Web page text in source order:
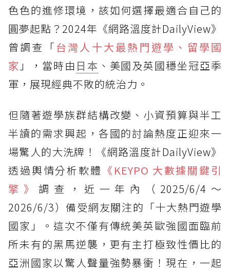
色色的進修環境，該如何選擇最適合自己的
圓夢起點？2024年《網路溫度計DailyView》
曾調查「台灣人十大最熱門遊學、留學國
家 」，當時由 日本 、美國及英國穩坐冠亞季
軍，展現經典不敗的統治力。
但隨著遊學族群結構改變、小資預算與半工
半讀的需求興起，各國的討論熱度正迎來一
場驚人的大洗牌！《網路溫度計DailyView》
透過輿情分析軟體 《KEYPO 大數據關鍵引
擎》 調查，近一年內（2025/6/4～
2026/6/3）備受網友關注的「十大熱門遊學
國家」。這次不僅有傳統美英歐強國面臨前
所未有的黑馬逆襲，更有主打極致性價比的
亞洲國家以驚人聲量強勢暴衝！現在，一起